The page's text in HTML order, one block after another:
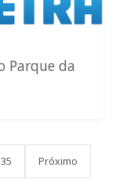
Parque da
35 Próximo